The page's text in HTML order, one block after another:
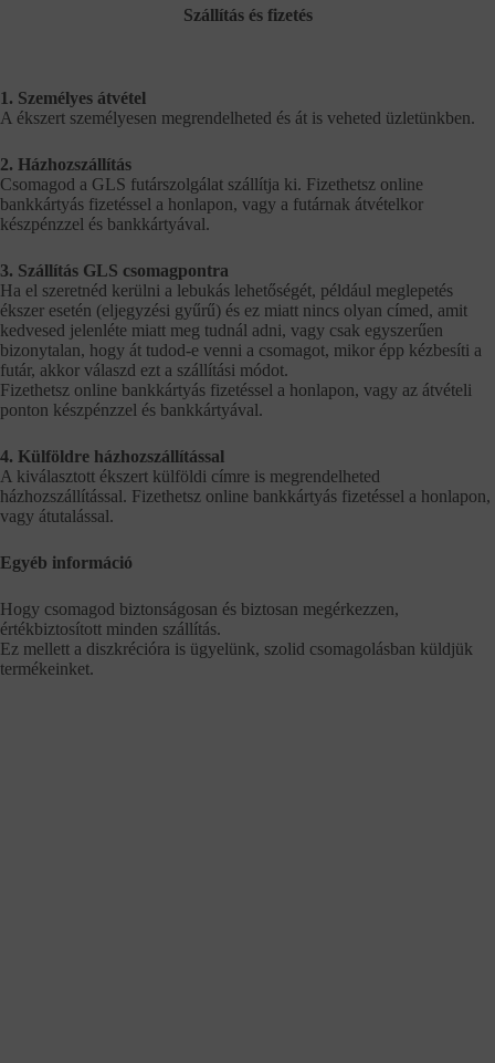
Szállítás és fizetés
1. Személyes átvétel
A ékszert személyesen megrendelheted és át is veheted üzletünkben.
2. Házhozszállítás
Csomagod a GLS futárszolgálat szállítja ki. Fizethetsz online
bankkártyás fizetéssel a honlapon, vagy a futárnak átvételkor
készpénzzel és bankkártyával.
3. Szállítás GLS csomagpontra
Ha el szeretnéd kerülni a lebukás lehetőségét, például meglepetés
ékszer esetén (eljegyzési gyűrű) és ez miatt nincs olyan címed, amit
kedvesed jelenléte miatt meg tudnál adni, vagy csak egyszerűen
bizonytalan, hogy át tudod-e venni a csomagot, mikor épp kézbesíti a
futár, akkor válaszd ezt a szállítási módot.
Fizethetsz online bankkártyás fizetéssel a honlapon, vagy az átvételi
ponton készpénzzel és bankkártyával.
4. Külföldre házhozszállítással
A kiválasztott ékszert külföldi címre is megrendelheted
házhozszállítással. Fizethetsz online bankkártyás fizetéssel a honlapon,
vagy átutalással.
Egyéb információ
Hogy csomagod biztonságosan és biztosan megérkezzen,
értékbiztosított minden szállítás.
Ez mellett a diszkrécióra is ügyelünk, szolid csomagolásban küldjük
termékeinket.